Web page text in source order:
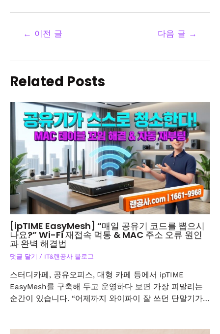
← 이전 글 다음 글 →
Related Posts
[ipTIME EasyMesh] “매일 공유기 코드를 뽑으시
나요?” Wi-Fi 재접속 먹통 & MAC 주소 오류 원인
과 완벽 해결법
댓글 달기 / IT&랜공사 블로그
스터디카페, 공유오피스, 대형 카페 등에서 ipTIME
EasyMesh를 구축해 두고 운영하다 보면 가장 피말리는
순간이 있습니다. “어제까지 와이파이 잘 쓰던 단말기가…